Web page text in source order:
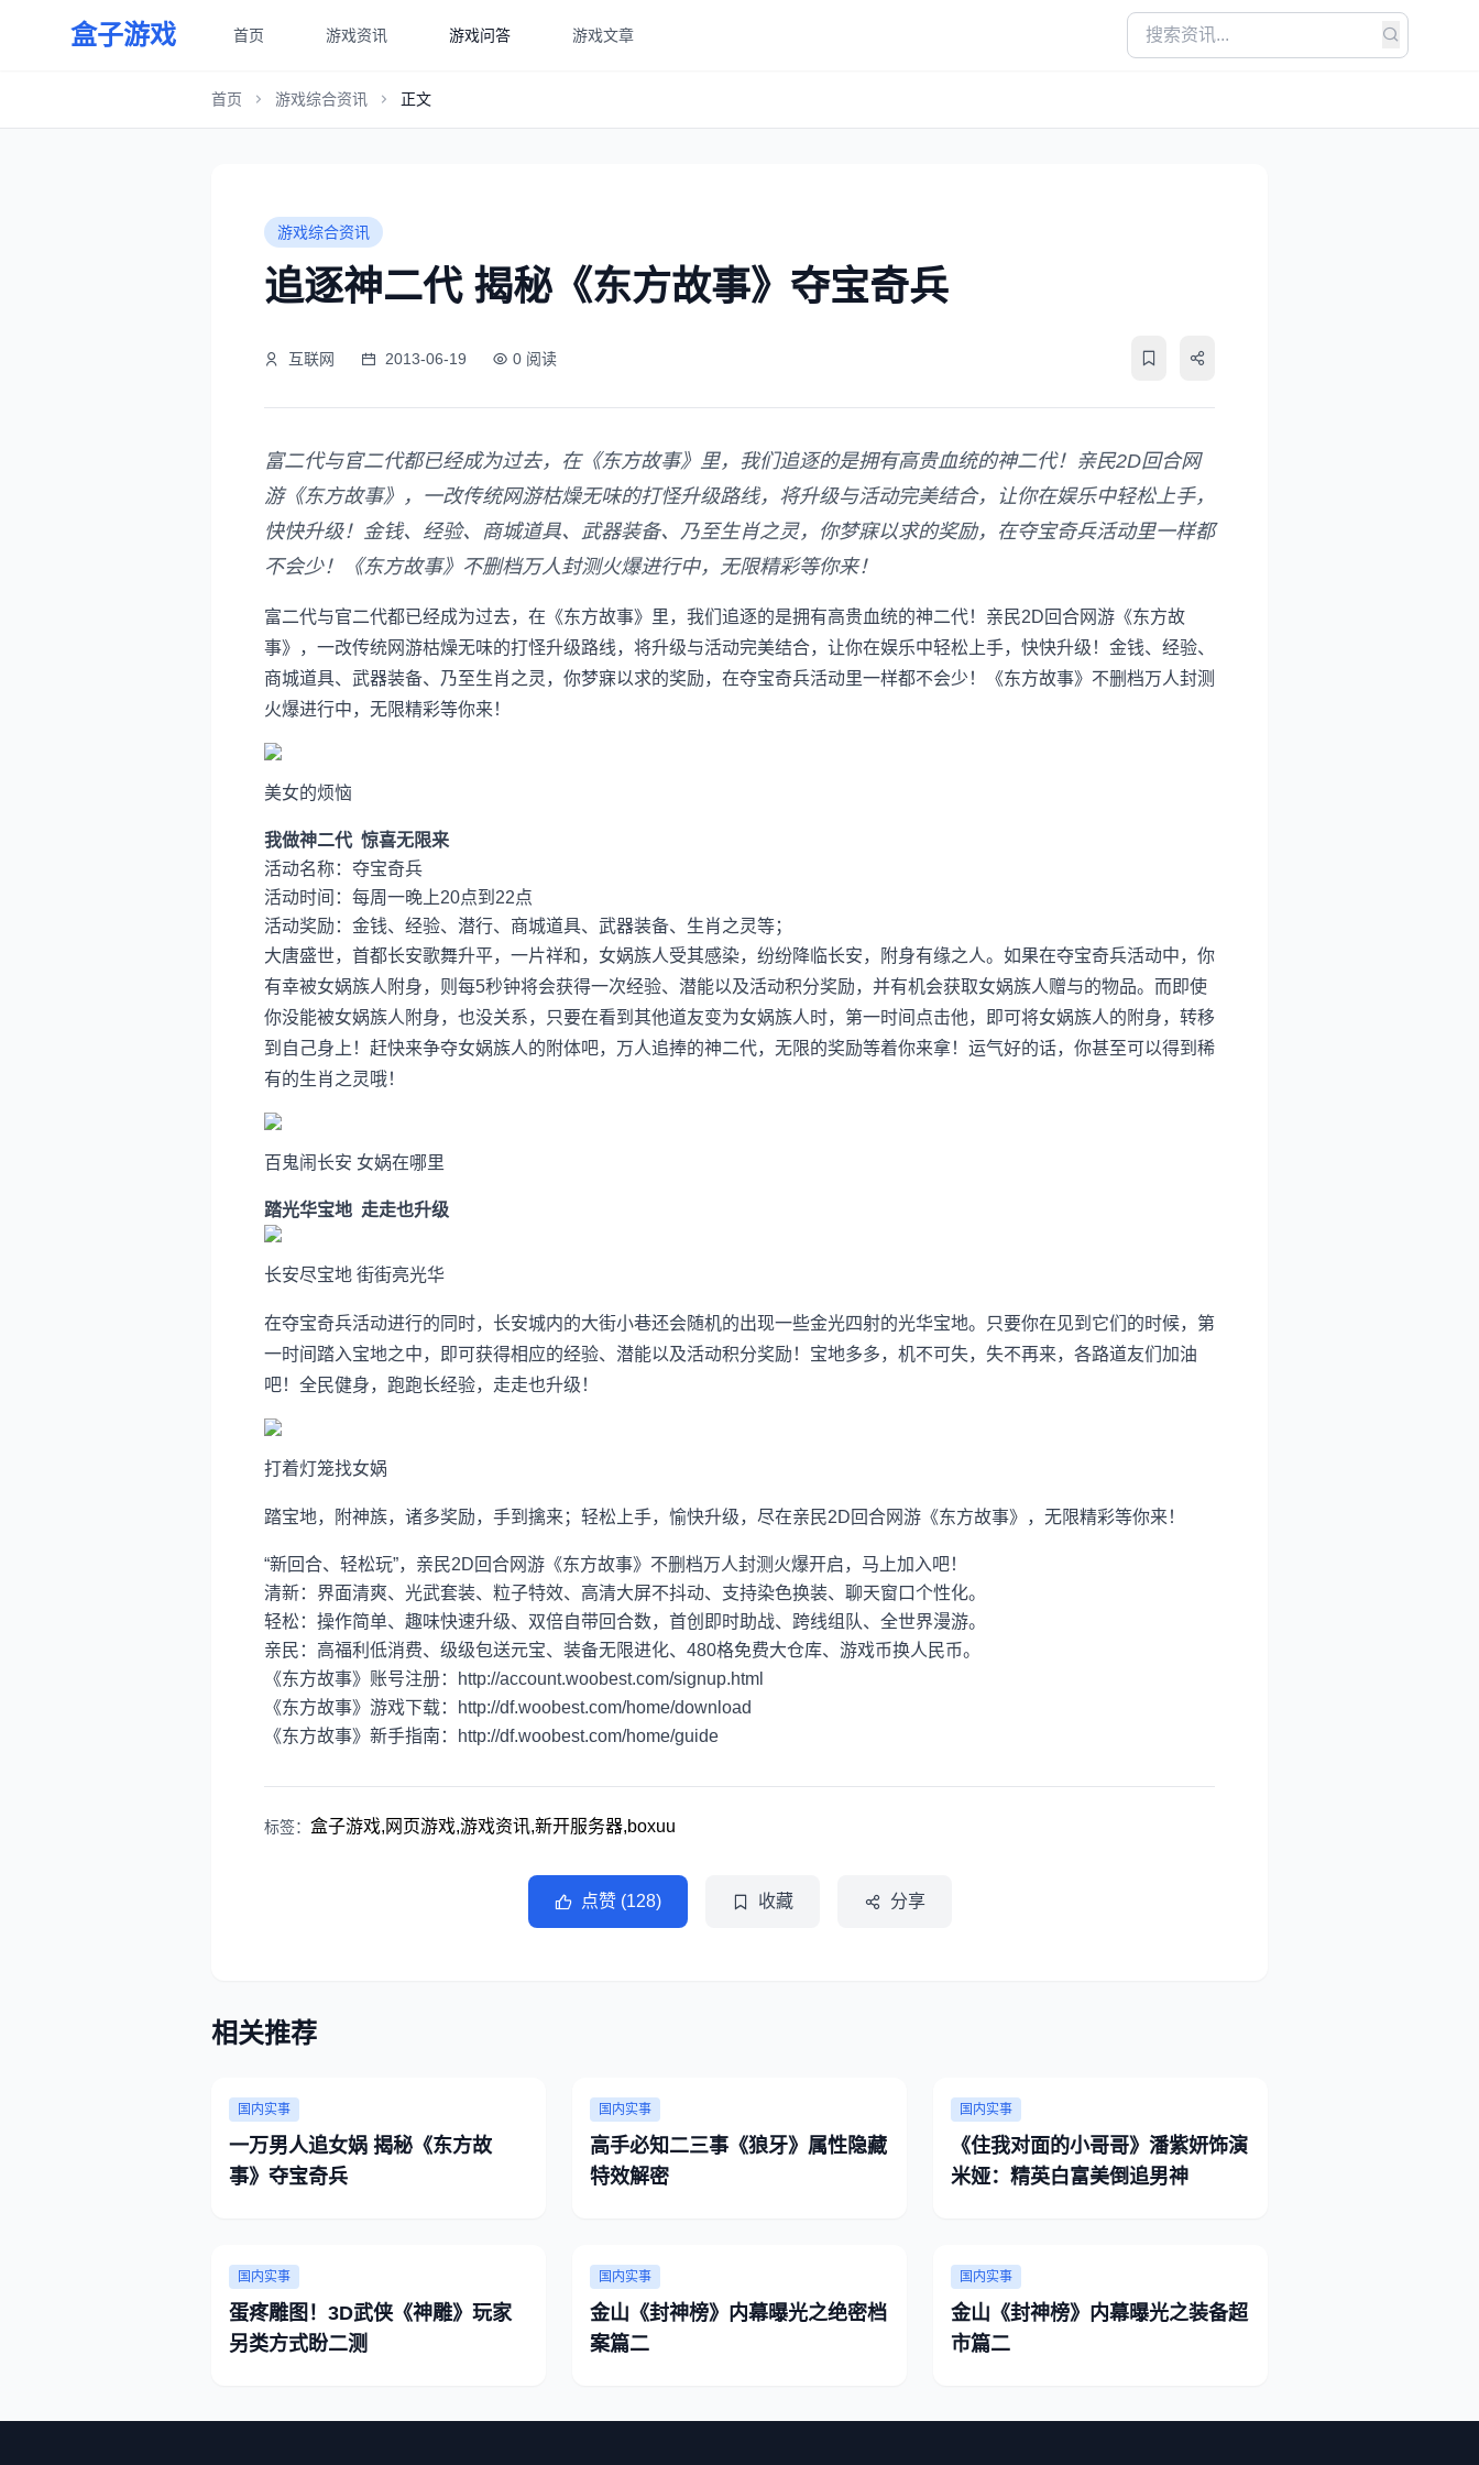
盒子游戏 首页 游戏资讯 游戏问答 游戏文章
首页 游戏综合资讯 正文
游戏综合资讯
追逐神二代 揭秘《东方故事》夺宝奇兵
互联网 2013-06-19 0 阅读
富二代与官二代都已经成为过去，在《东方故事》里，我们追逐的是拥有高贵血统的神二代！亲民2D回合网
游《东方故事》，一改传统网游枯燥无味的打怪升级路线，将升级与活动完美结合，让你在娱乐中轻松上手，
快快升级！金钱、经验、商城道具、武器装备、乃至生肖之灵，你梦寐以求的奖励，在夺宝奇兵活动里一样都
不会少！《东方故事》不删档万人封测火爆进行中，无限精彩等你来！
富二代与官二代都已经成为过去，在《东方故事》里，我们追逐的是拥有高贵血统的神二代！亲民2D回合网游《东方故
事》，一改传统网游枯燥无味的打怪升级路线，将升级与活动完美结合，让你在娱乐中轻松上手，快快升级！金钱、经验、
商城道具、武器装备、乃至生肖之灵，你梦寐以求的奖励，在夺宝奇兵活动里一样都不会少！《东方故事》不删档万人封测
火爆进行中，无限精彩等你来！
美女的烦恼
我做神二代 惊喜无限来
活动名称：夺宝奇兵
活动时间：每周一晚上20点到22点
活动奖励：金钱、经验、潜行、商城道具、武器装备、生肖之灵等；
大唐盛世，首都长安歌舞升平，一片祥和，女娲族人受其感染，纷纷降临长安，附身有缘之人。如果在夺宝奇兵活动中，你
有幸被女娲族人附身，则每5秒钟将会获得一次经验、潜能以及活动积分奖励，并有机会获取女娲族人赠与的物品。而即使
你没能被女娲族人附身，也没关系，只要在看到其他道友变为女娲族人时，第一时间点击他，即可将女娲族人的附身，转移
到自己身上！赶快来争夺女娲族人的附体吧，万人追捧的神二代，无限的奖励等着你来拿！运气好的话，你甚至可以得到稀
有的生肖之灵哦！
百鬼闹长安 女娲在哪里
踏光华宝地 走走也升级
长安尽宝地 街街亮光华
在夺宝奇兵活动进行的同时，长安城内的大街小巷还会随机的出现一些金光四射的光华宝地。只要你在见到它们的时候，第
一时间踏入宝地之中，即可获得相应的经验、潜能以及活动积分奖励！宝地多多，机不可失，失不再来，各路道友们加油
吧！全民健身，跑跑长经验，走走也升级！
打着灯笼找女娲
踏宝地，附神族，诸多奖励，手到擒来；轻松上手，愉快升级，尽在亲民2D回合网游《东方故事》，无限精彩等你来！
“新回合、轻松玩”，亲民2D回合网游《东方故事》不删档万人封测火爆开启，马上加入吧！
清新：界面清爽、光武套装、粒子特效、高清大屏不抖动、支持染色换装、聊天窗口个性化。
轻松：操作简单、趣味快速升级、双倍自带回合数，首创即时助战、跨线组队、全世界漫游。
亲民：高福利低消费、级级包送元宝、装备无限进化、480格免费大仓库、游戏币换人民币。
《东方故事》账号注册：http://account.woobest.com/signup.html
《东方故事》游戏下载：http://df.woobest.com/home/download
《东方故事》新手指南：http://df.woobest.com/home/guide
标签： 盒子游戏,网页游戏,游戏资讯,新开服务器,boxuu
点赞 (128) 收藏 分享
相关推荐
国内实事
一万男人追女娲 揭秘《东方故
事》夺宝奇兵
国内实事
高手必知二三事《狼牙》属性隐藏
特效解密
国内实事
《住我对面的小哥哥》潘紫妍饰演
米娅：精英白富美倒追男神
国内实事
蛋疼雕图！3D武侠《神雕》玩家
另类方式盼二测
国内实事
金山《封神榜》内幕曝光之绝密档
案篇二
国内实事
金山《封神榜》内幕曝光之装备超
市篇二